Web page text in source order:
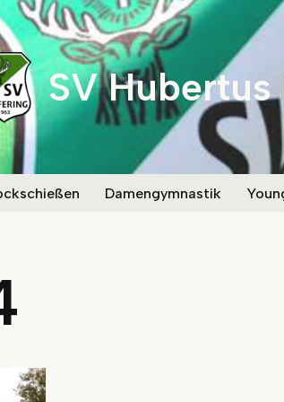
SV
Damengymnastik